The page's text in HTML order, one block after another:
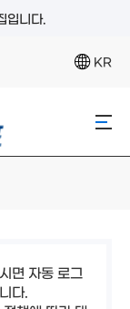
입니다.
KR
면 자동 로그
다.